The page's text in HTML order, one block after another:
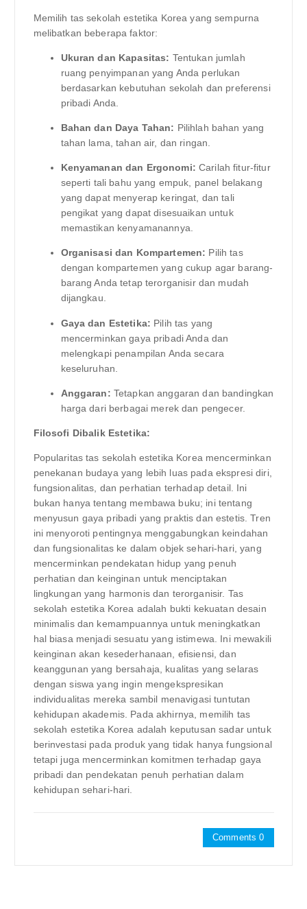
Memilih tas sekolah estetika Korea yang sempurna
melibatkan beberapa faktor:
Ukuran dan Kapasitas: Tentukan jumlah
ruang penyimpanan yang Anda perlukan
berdasarkan kebutuhan sekolah dan preferensi
pribadi Anda.
Bahan dan Daya Tahan: Pilihlah bahan yang
tahan lama, tahan air, dan ringan.
Kenyamanan dan Ergonomi: Carilah fitur-fitur
seperti tali bahu yang empuk, panel belakang
yang dapat menyerap keringat, dan tali
pengikat yang dapat disesuaikan untuk
memastikan kenyamanannya.
Organisasi dan Kompartemen: Pilih tas
dengan kompartemen yang cukup agar barang-
barang Anda tetap terorganisir dan mudah
dijangkau.
Gaya dan Estetika: Pilih tas yang
mencerminkan gaya pribadi Anda dan
melengkapi penampilan Anda secara
keseluruhan.
Anggaran: Tetapkan anggaran dan bandingkan
harga dari berbagai merek dan pengecer.
Filosofi Dibalik Estetika:
Popularitas tas sekolah estetika Korea mencerminkan
penekanan budaya yang lebih luas pada ekspresi diri,
fungsionalitas, dan perhatian terhadap detail. Ini
bukan hanya tentang membawa buku; ini tentang
menyusun gaya pribadi yang praktis dan estetis. Tren
ini menyoroti pentingnya menggabungkan keindahan
dan fungsionalitas ke dalam objek sehari-hari, yang
mencerminkan pendekatan hidup yang penuh
perhatian dan keinginan untuk menciptakan
lingkungan yang harmonis dan terorganisir. Tas
sekolah estetika Korea adalah bukti kekuatan desain
minimalis dan kemampuannya untuk meningkatkan
hal biasa menjadi sesuatu yang istimewa. Ini mewakili
keinginan akan kesederhanaan, efisiensi, dan
keanggunan yang bersahaja, kualitas yang selaras
dengan siswa yang ingin mengekspresikan
individualitas mereka sambil menavigasi tuntutan
kehidupan akademis. Pada akhirnya, memilih tas
sekolah estetika Korea adalah keputusan sadar untuk
berinvestasi pada produk yang tidak hanya fungsional
tetapi juga mencerminkan komitmen terhadap gaya
pribadi dan pendekatan penuh perhatian dalam
kehidupan sehari-hari.
Comments 0